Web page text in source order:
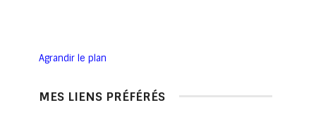
Agrandir le plan
MES LIENS PRÉFÉRÉS